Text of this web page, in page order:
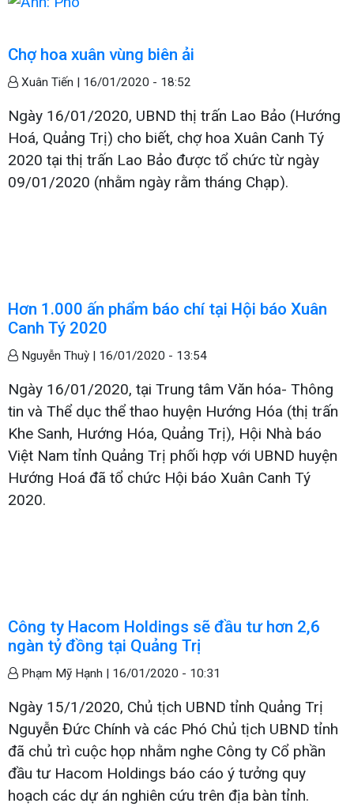
Chợ hoa xuân vùng biên ải
Xuân Tiến | 16/01/2020 - 18:52
Ngày 16/01/2020, UBND thị trấn Lao Bảo (Hướng
Hoá, Quảng Trị) cho biết, chợ hoa Xuân Canh Tý
2020 tại thị trấn Lao Bảo được tổ chức từ ngày
09/01/2020 (nhằm ngày rằm tháng Chạp).
Hơn 1.000 ấn phẩm báo chí tại Hội báo Xuân
Canh Tý 2020
Nguyễn Thuỳ | 16/01/2020 - 13:54
Ngày 16/01/2020, tại Trung tâm Văn hóa- Thông
tin và Thể dục thể thao huyện Hướng Hóa (thị trấn
Khe Sanh, Hướng Hóa, Quảng Trị), Hội Nhà báo
Việt Nam tỉnh Quảng Trị phối hợp với UBND huyện
Hướng Hoá đã tổ chức Hội báo Xuân Canh Tý
2020.
Công ty Hacom Holdings sẽ đầu tư hơn 2,6
ngàn tỷ đồng tại Quảng Trị
Phạm Mỹ Hạnh | 16/01/2020 - 10:31
Ngày 15/1/2020, Chủ tịch UBND tỉnh Quảng Trị
Nguyễn Đức Chính và các Phó Chủ tịch UBND tỉnh
đã chủ trì cuộc họp nhằm nghe Công ty Cổ phần
đầu tư Hacom Holdings báo cáo ý tưởng quy
hoạch các dự án nghiên cứu trên địa bàn tỉnh.